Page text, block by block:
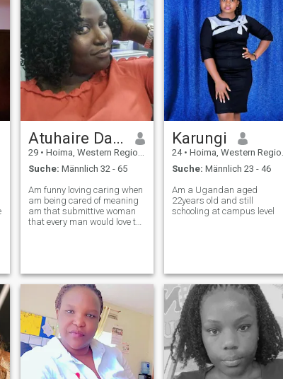
Atuhaire Daphine Brenda
29 • Hoima, Western Region, Uganda
Suche: Männlich 32 - 65
Am funny loving caring when
am being cared of meaning
am that submittive woman
that every man would love to
Karungi
24 • Hoima, Western Region, Uganda
Suche: Männlich 23 - 46
Am a Ugandan aged
22years old and still
schooling at campus level